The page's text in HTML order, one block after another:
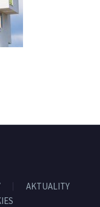
AKTUALITY